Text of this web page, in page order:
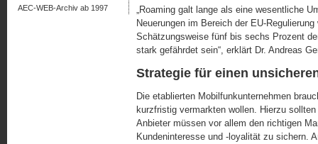
„Roaming galt lange als eine wesentliche
Neuerungen im Bereich der EU-
Schätzungsweise fünf bis sechs Prozent
stark gefährdet sein“, erklärt Dr. Andreas
Strategie für einen
Die etablierten Mobilfunkunternehmen
kurzfristig vermarkten wollen. Hierzu
Anbieter müssen vor allem den richtigen
Kundeninteresse und -loyalität zu sichern.
AEC-WEB-Archiv ab 1997